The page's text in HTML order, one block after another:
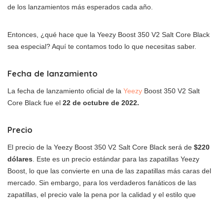
de los lanzamientos más esperados cada año.
Entonces, ¿qué hace que la Yeezy Boost 350 V2 Salt Core Black
sea especial? Aquí te contamos todo lo que necesitas saber.
Fecha de lanzamiento
La fecha de lanzamiento oficial de la Yeezy Boost 350 V2 Salt
Core Black fue el 22 de octubre de 2022.
Precio
El precio de la Yeezy Boost 350 V2 Salt Core Black será de $220
dólares . Este es un precio estándar para las zapatillas Yeezy
Boost, lo que las convierte en una de las zapatillas más caras del
mercado. Sin embargo, para los verdaderos fanáticos de las
zapatillas, el precio vale la pena por la calidad y el estilo que